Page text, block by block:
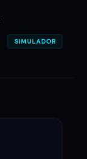
SIMULADOR